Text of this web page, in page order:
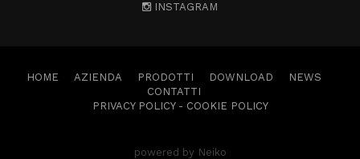
INSTAGRAM
HOME AZIENDA PRODOTTI DOWNLOAD
NEWS
CONTATTI
PRIVACY POLICY- COOKIE POLICY
powered by Neiko